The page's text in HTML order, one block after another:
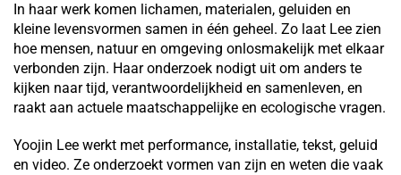
In haar werk komen lichamen, materialen, geluiden en
kleine levensvormen samen in één geheel. Zo laat Lee zien
hoe mensen, natuur en omgeving onlosmakelijk met elkaar
verbonden zijn. Haar onderzoek nodigt uit om anders te
kijken naar tijd, verantwoordelijkheid en samenleven, en
raakt aan actuele maatschappelijke en ecologische vragen.
Yoojin Lee werkt met performance, installatie, tekst, geluid
en video. Ze onderzoekt vormen van zijn en weten die vaak